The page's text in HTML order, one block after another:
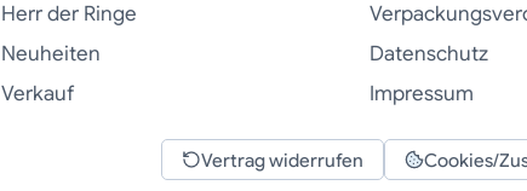
Herr der Ringe
Neuheiten
Verkauf
Datenschutz
Impressum
Vertrag widerrufen Cookies/